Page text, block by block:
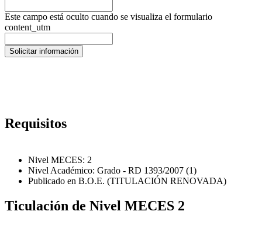
Este campo está oculto cuando se visualiza el formulario
content_utm
Requisitos
Nivel MECES: 2
Nivel Académico: Grado - RD 1393/2007 (1)
Publicado en B.O.E. (TITULACIÓN RENOVADA)
Ticulación de Nivel MECES 2